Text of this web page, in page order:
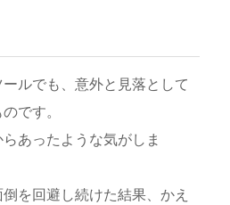
ルでも、意外と見落として
です。
あったような気がしま
を回避し続けた結果、かえ